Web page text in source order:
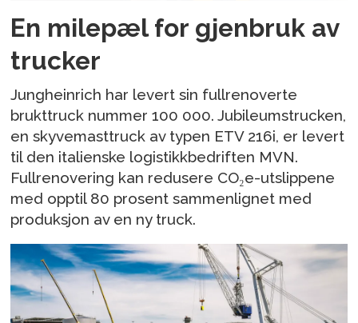
En milepæl for gjenbruk av
trucker
Jungheinrich har levert sin fullrenoverte
brukttruck nummer 100 000. Jubileumstrucken,
en skyvemasttruck av typen ETV 216i, er levert
til den italienske logistikkbedriften MVN.
Fullrenovering kan redusere CO₂e-utslippene
med opptil 80 prosent sammenlignet med
produksjon av en ny truck.